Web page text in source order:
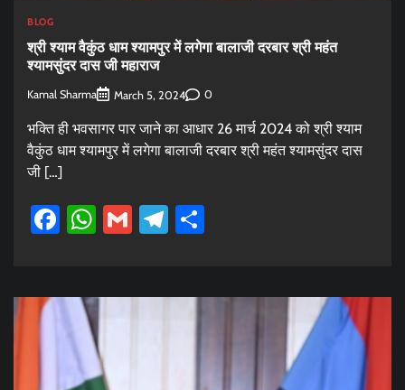
BLOG
श्री श्याम वैकुंठ धाम श्यामपुर में लगेगा बालाजी दरबार श्री महंत
श्यामसुंदर दास जी महाराज
Kamal Sharma March 5, 2024 0
भक्ति ही भवसागर पार जाने का आधार 26 मार्च 2024 को श्री श्याम
वैकुंठ धाम श्यामपुर में लगेगा बालाजी दरबार श्री महंत श्यामसुंदर दास
जी […]
Facebook
WhatsApp
GmailTelegram